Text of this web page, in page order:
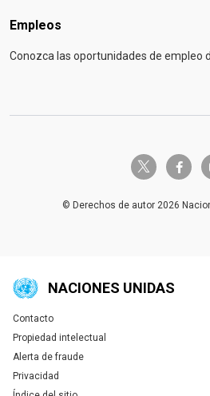
Empleos
Conozca las oportunidades de empleo
twitter-x
© Derechos de autor 2026
NACIONES UNIDAS
Global U.N. menu
Contacto
Propiedad intelectual
Alerta de fraude
Privacidad